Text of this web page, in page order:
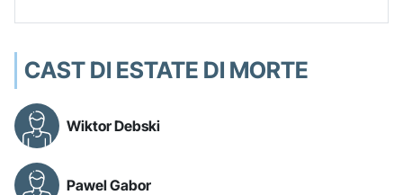
CAST DI ESTATE DI MORTE
Wiktor Debski
Pawel Gabor